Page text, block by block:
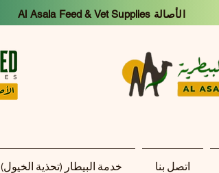
Al Asala Feed & Vet Supplies الأصالة
خدمة البيطار (تحذية الخيول) اتصل بنا